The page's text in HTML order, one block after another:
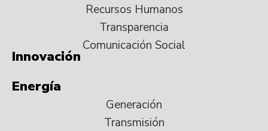
Recursos Humanos
Transparencia
Comunicación Social
Innovación
Energía
Generación
Transmisión